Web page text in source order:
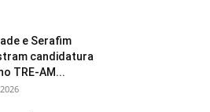
e Serafim
candidatura
TRE-AM...